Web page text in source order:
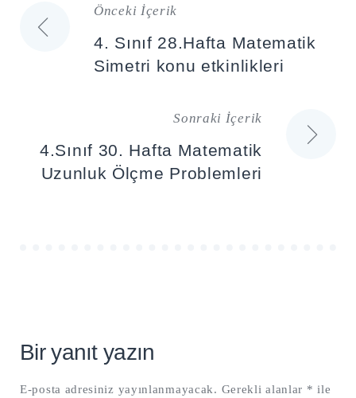
Yazı
gezinmesi
Önceki İçerik
4. Sınıf 28.Hafta Matematik
Simetri konu etkinlikleri
Sonraki İçerik
4.Sınıf 30. Hafta Matematik
Uzunluk Ölçme Problemleri
Bir yanıt yazın
E-posta adresiniz yayınlanmayacak. Gerekli alanlar * ile